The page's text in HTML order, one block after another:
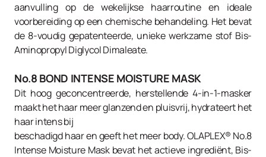
aanvulling op de wekelijkse haarroutine en ideale
voorbereiding op een chemische behandeling. Het bevat
de 8-voudig gepatenteerde, unieke werkzame stof Bis-
Aminopropyl Diglycol Dimaleate.
No.8 BOND INTENSE MOISTURE MASK
Dit hoog geconcentreerde, herstellende 4-in-1-masker
maakt het haar meer glanzend en pluisvrij, hydrateert het
haar intens bij
beschadigd haar en geeft het meer body. OLAPLEX® No.8
Intense Moisture Mask bevat het actieve ingrediënt, Bis-